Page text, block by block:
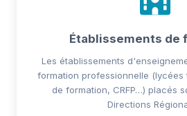
Établissements de
Les établissements
formation professionnelle
de formation, CRFP…) placés
Directions